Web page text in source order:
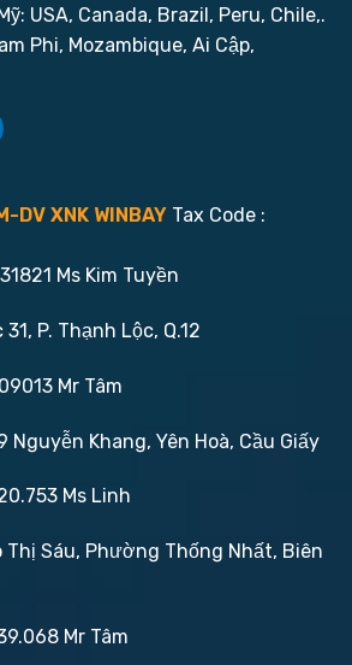
USA, Canada, Brazil, Peru, Chile,.
Phi, Mozambique, Ai Cập,
DV XNK WINBAY Tax Code :
Ms Kim Tuyền
P. Thạnh Lộc, Q.12
Mr Tâm
Nguyễn Khang, Yên Hoà, Cầu Giấy
Ms Linh
Thị Sáu, Phường Thống Nhất, Biên
Mr Tâm